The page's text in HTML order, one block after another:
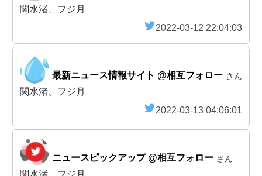
関水渚、フジ月
2022-03-12 22:04:03
最新ニュース情報サイト @相互フォロー さん
関水渚、フジ月
2022-03-13 04:06:01
ニュースピックアップ @相互フォロー さん